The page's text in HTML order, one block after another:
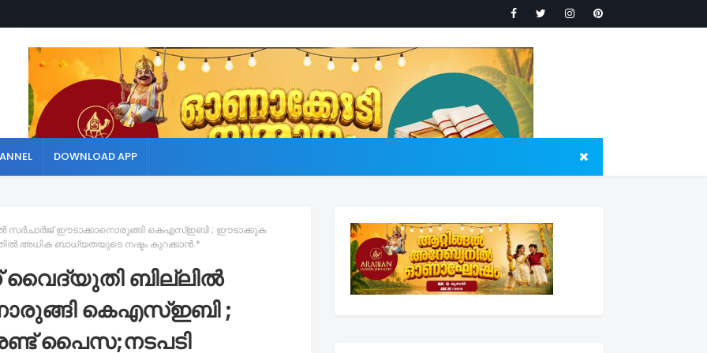
DOWNLOAD APP
സര്‍ചാര്‍ജ് ഈടാക്കാനൊരുങ്ങി കെഎസ്ഇബി ; ഈടാക്കുക
അധിക ബാധ്യതയുടെ നഷ്ടം കുറക്കാൻ.*
വൈദ്യുതി ബില്ലില്‍
കെഎസ്ഇബി ;
പൈസ;നടപടി